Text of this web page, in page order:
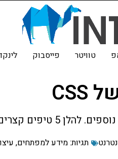
טוויטר פייסבוק
תגיות:מידע למפתחים,